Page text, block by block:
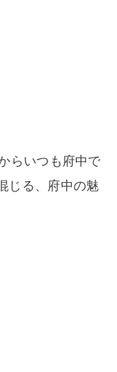
らいつも府中で
じる、府中の魅